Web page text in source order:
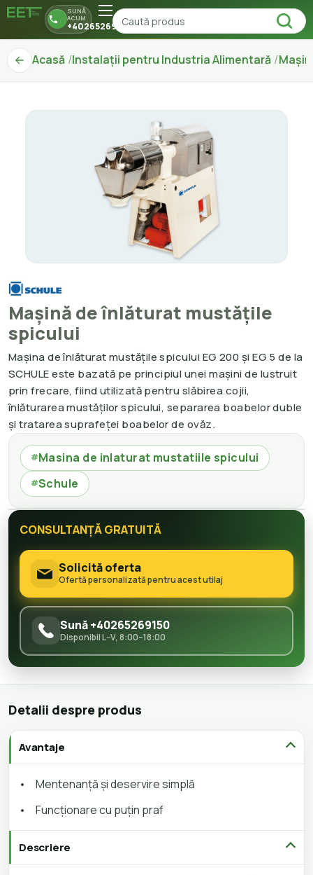
SUNĂ
ACUM
+40265269150
Acasă Instalații pentru Industria Alimentară
Mașină de înlăturat mustățile
spicului
Mașina de înlăturat mustățile spicului EG 200 și EG 5 de la
SCHULE este bazată pe principiul unei mașini de lustruit
prin frecare, fiind utilizată pentru slăbirea cojii,
înlăturarea mustăților spicului, separarea boabelor duble
și tratarea suprafeței boabelor de ovăz.
#Masina de inlaturat mustatiile spicului
#Schule
CONSULTANȚĂ GRATUITĂ
Solicită oferta
Ofertă personalizată pentru acest utilaj
Sună +40265269150
Disponibil L–V, 8:00–18:00
Detalii despre produs
Avantaje
•
Mentenanță și deservire simplă
•
Funcționare cu puțin praf
Descriere